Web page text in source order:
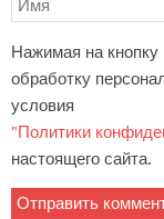
Нажимая на
обработку
условия
"Политики
настоящего сайта.